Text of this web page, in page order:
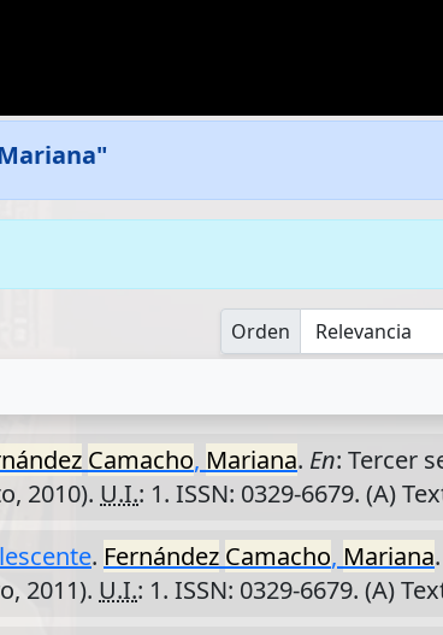
Orden
Camacho, Mariana. En: Tercer
2010). U.I.: 1. ISSN: 0329-6679. (A)
. Fernández Camacho, Mariana.
2011). U.I.: 1. ISSN: 0329-6679. (A)